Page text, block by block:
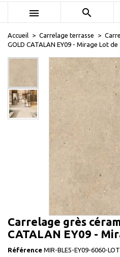
 
Accueil Carrelage terrasse
GOLD CATALAN EY09 - Mirage Lot de
Carrelage grès
CATALAN EY09 -
Référence MIR-BLE5-EY09-6060-